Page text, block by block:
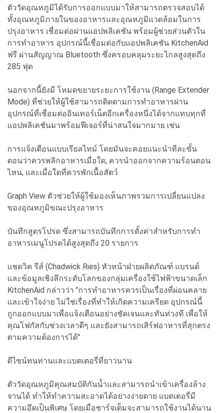
ตัววัดอุณหภูมิได้รับการออกแบบมาให้สามารถตรวจสอบได้
ทั้งอุณหภูมิภายในของอาหารและอุณหภูมิแวดล้อมในการ
ปรุงอาหาร เชื่อมต่อผ่านแอปพลิเคชัน พร้อมผู้ช่วยส่วนตัวใน
การทำอาหาร อุปกรณ์นี้เชื่อมต่อกับแอปพลิเคชัน KitchenAid
ฟรี ผ่านสัญญาณ Bluetooth ซึ่งครอบคลุมระยะไกลสูงสุดถึง
285 ฟุต
นอกจากนี้ยังมี โหมดขยายระยะการใช้งาน (Range Extender
Mode) ที่ช่วยให้ผู้ใช้สามารถติดตามการทำอาหารผ่าน
อุปกรณ์ที่เชื่อมต่ออินเทอร์เน็ตอีกเครื่องหนึ่งได้จากแทบทุกที่
แอปพลิเคชันมาพร้อมฟีเจอร์ที่น่าสนใจมากมาย เช่น
การแจ้งเตือนแบบเรียลไทม์ โดยมันจะคอยแนะนำทีละขั้น
ตอนว่าควรพลิกอาหารเมื่อใด, ควรนำออกจากความร้อนตอน
ไหน, และเมื่อใดที่ควรพักเนื้อสัตว์
Graph View ตัวช่วยให้ผู้ใช้มองเห็นภาพรวมการเปลี่ยนแปลง
ของอุณหภูมิขณะปรุงอาหาร
บันทึกสูตรโปรด ซึ่งสามารถบันทึกการตั้งค่าสำหรับการทำ
อาหารเมนูโปรดได้สูงสุดถึง 20 รายการ
แชดวิค รีส์ (Chadwick Ries) หัวหน้าฝ่ายผลิตภัณฑ์ แบรนด์
และข้อมูลเชิงลึกระดับโลกของกลุ่มเครื่องใช้ไฟฟ้าขนาดเล็ก
KitchenAid กล่าวว่า "การทำอาหารควรเป็นเรื่องที่ผ่อนคลาย
และเข้าใจง่าย ไม่ใช่เรื่องที่ทำให้เกิดความเครียด อุปกรณ์นี้
ถูกออกแบบมาเพื่อแจ้งเตือนอย่างชัดเจนและทันท่วงที เพื่อให้
คุณโฟกัสกับช่วงเวลาดีๆ และยังสามารถเสิร์ฟอาหารที่สุกตรง
ตามความต้องการได้"
ดีไซน์ทนทานและแบตเตอรี่ที่ยาวนาน
ตัววัดอุณหภูมิคุณสมบัติกันน้ำและสามารถนำเข้าเครื่องล้าง
จานได้ ทำให้ทำความสะอาดได้อย่างง่ายดาย แบตเตอรี่มี
ความอึดเป็นพิเศษ โดยเมื่อชาร์จเต็มจะสามารถใช้งานได้นาน